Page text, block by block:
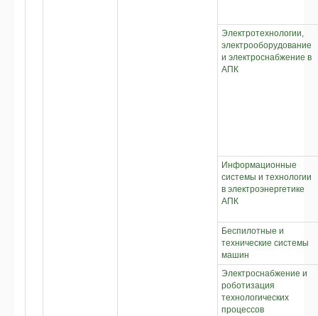
Электротехнологии,
электрооборудование
и электроснабжение в
АПК
Информационные
системы и технологии
в электроэнергетике
АПК
Беспилотные и
технические системы
машин
Электроснабжение и
роботизация
технологических
процессов